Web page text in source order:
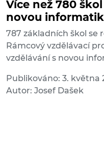
Více než 780
novou
787 základních škol se
Rámcový vzdělávací
vzdělávání s novou
Publikováno: 3. května
Autor: Josef Dašek